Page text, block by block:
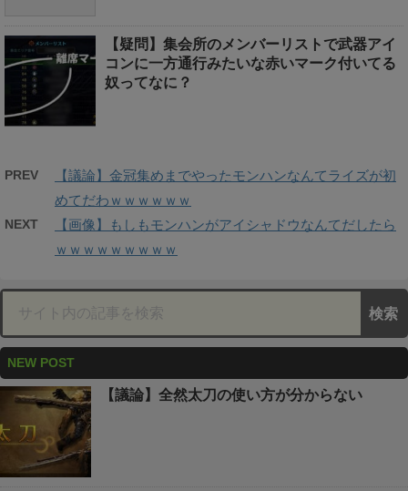
【疑問】集会所のメンバーリストで武器アイ
コンに一方通行みたいな赤いマーク付いてる
奴ってなに？
PREV
【議論】金冠集めまでやったモンハンなんてライズが初
めてだわｗｗｗｗｗｗ
NEXT
【画像】もしもモンハンがアイシャドウなんてだしたら
ｗｗｗｗｗｗｗｗｗ
NEW POST
【議論】全然太刀の使い方が分からない